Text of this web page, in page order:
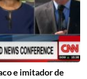
e imitador de